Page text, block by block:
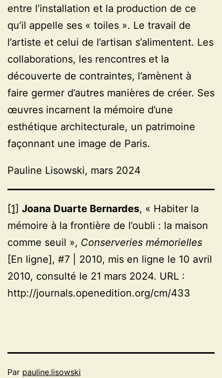
entre l’installation et la production de ce
qu’il appelle ses « toiles ». Le travail de
l’artiste et celui de l’artisan s’alimentent. Les
collaborations, les rencontres et la
découverte de contraintes, l’amènent à
faire germer d’autres manières de créer. Ses
œuvres incarnent la mémoire d’une
esthétique architecturale, un patrimoine
façonnant une image de Paris.
Pauline Lisowski, mars 2024
[1] Joana Duarte Bernardes, « Habiter la
mémoire à la frontière de l’oubli : la maison
comme seuil », Conserveries mémorielles
[En ligne], #7 | 2010, mis en ligne le 10 avril
2010, consulté le 21 mars 2024. URL :
http://journals.openedition.org/cm/433
Par pauline.lisowski